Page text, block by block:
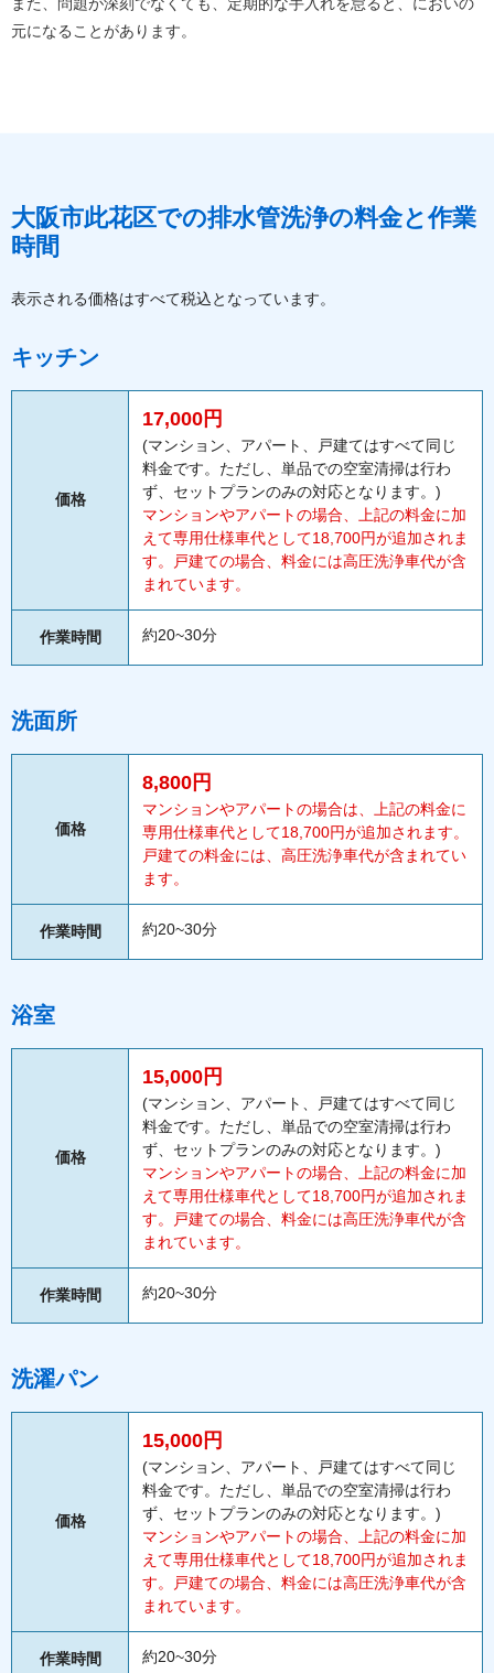
元になることがあります。
大阪市此花区での排水管洗浄の料金と作業
時間
表示される価格はすべて税込となっています。
キッチン
価格
17,000円
(マンション、アパート、戸建てはすべて同じ
料金です。ただし、単品での空室清掃は行わ
ず、セットプランのみの対応となります。)
マンションやアパートの場合、上記の料金に加
えて専用仕様車代として18,700円が追加されま
す。戸建ての場合、料金には高圧洗浄車代が含
まれています。
作業時間 約20~30分
洗面所
価格
8,800円
マンションやアパートの場合は、上記の料金に
専用仕様車代として18,700円が追加されます。
戸建ての料金には、高圧洗浄車代が含まれてい
ます。
作業時間 約20~30分
浴室
価格
15,000円
(マンション、アパート、戸建てはすべて同じ
料金です。ただし、単品での空室清掃は行わ
ず、セットプランのみの対応となります。)
マンションやアパートの場合、上記の料金に加
えて専用仕様車代として18,700円が追加されま
す。戸建ての場合、料金には高圧洗浄車代が含
まれています。
作業時間 約20~30分
洗濯パン
価格
15,000円
(マンション、アパート、戸建てはすべて同じ
料金です。ただし、単品での空室清掃は行わ
ず、セットプランのみの対応となります。)
マンションやアパートの場合、上記の料金に加
えて専用仕様車代として18,700円が追加されま
す。戸建ての場合、料金には高圧洗浄車代が含
まれています。
作業時間 約20~30分